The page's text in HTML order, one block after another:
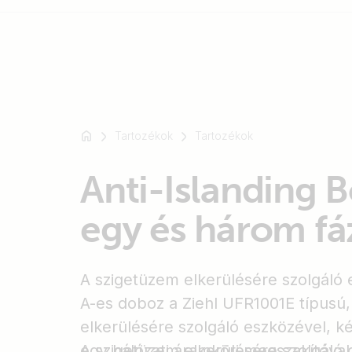
Tartozékok Tartozékok
Anti-Islanding
egy és három
A szigetüzem elkerülésére szolgáló
A-es doboz a Ziehl UFR1001E
elkerülésére szolgáló eszközével,